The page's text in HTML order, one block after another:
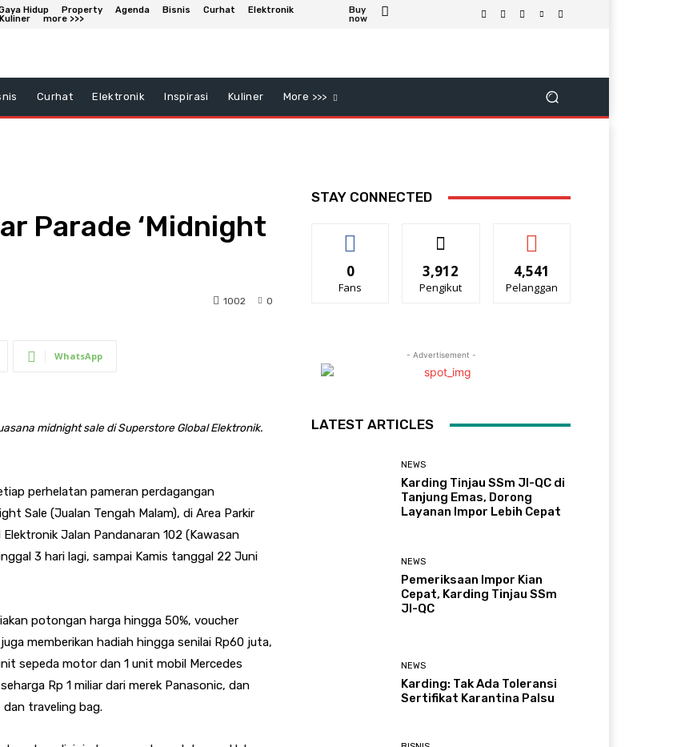
Hidup Property Agenda Bisnis Curhat
Elektronik
Kuliner more >>>
Buy
now
Curhat Elektronik Inspirasi Kuliner More >>>
Parade ‘Midnight
0
1002
WhatsApp
midnight sale di Superstore Global Elektronik.
perhelatan pameran perdagangan
Sale (Jualan Tengah Malam), di Area Parkir
Jalan Pandanaran 102 (Kawasan
3 hari lagi, sampai Kamis tanggal 22 Juni
potongan harga hingga 50%, voucher
memberikan hadiah hingga senilai Rp60 juta,
sepeda motor dan 1 unit mobil Mercedes
Rp 1 miliar dari merek Panasonic, dan
dan traveling bag.
STAY CONNECTED
0
Fans
3,912
Pengikut
4,541
Pelanggan
- Advertisement -
LATEST ARTICLES
NEWS
Karding Tinjau SSm JI-QC di
Tanjung Emas, Dorong
Layanan Impor Lebih Cepat
NEWS
Pemeriksaan Impor Kian
Cepat, Karding Tinjau SSm
JI-QC
NEWS
Karding: Tak Ada Toleransi
Sertifikat Karantina Palsu